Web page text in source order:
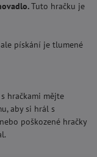
Tuto hračku je
ale pískání je tlumené
hračkami mějte
aby si hrál s
poškozené hračky